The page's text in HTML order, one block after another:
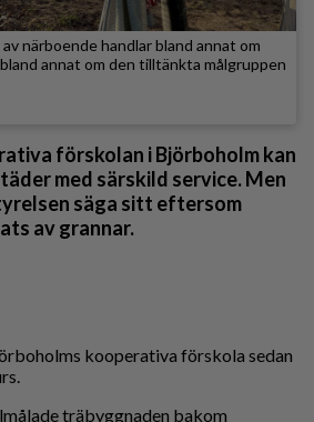
närboende handlar bland annat om
annat om den tilltänkta målgruppen
förskolan i Björboholm kan
med särskild service. Men
säga sitt eftersom
av grannar.
kooperativa förskola sedan
träbyggnaden bakom